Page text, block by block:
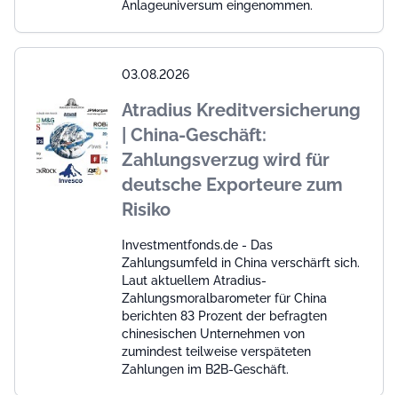
Anlageuniversum eingenommen.
03.08.2026
Atradius Kreditversicherung
| China-Geschäft:
Zahlungsverzug wird für
deutsche Exporteure zum
Risiko
Investmentfonds.de - Das
Zahlungsumfeld in China verschärft sich.
Laut aktuellem Atradius-
Zahlungsmoralbarometer für China
berichten 83 Prozent der befragten
chinesischen Unternehmen von
zumindest teilweise verspäteten
Zahlungen im B2B-Geschäft.